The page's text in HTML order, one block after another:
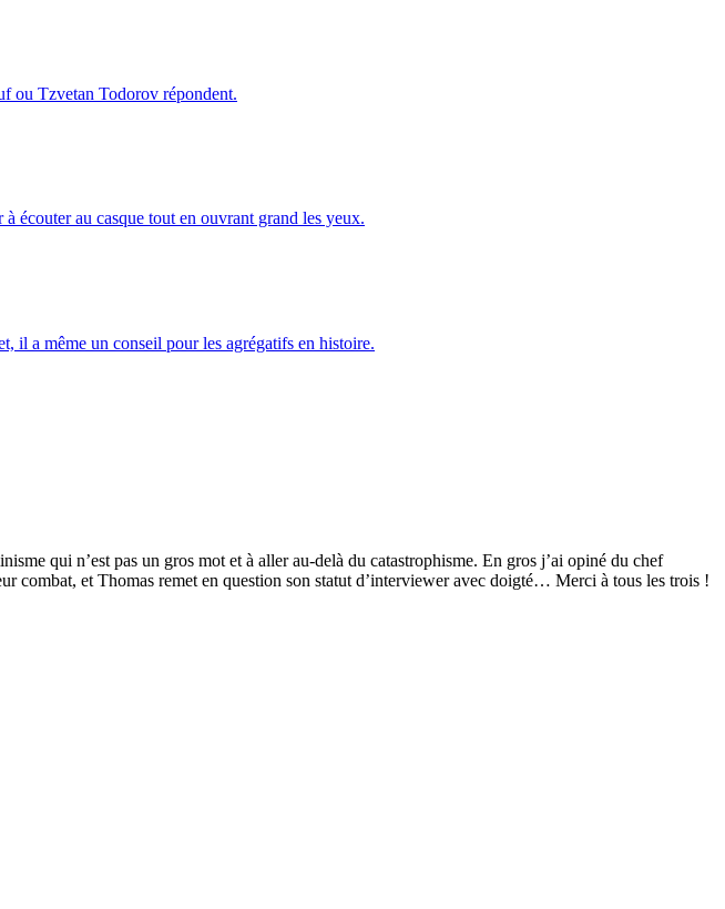
ou Tzvetan Todorov répondent.
écouter au casque tout en ouvrant grand les yeux.
il a même un conseil pour les agrégatifs en histoire.
qui n’est pas un gros mot et à aller au-delà du catastrophisme. En gros j’ai opiné du chef
combat, et Thomas remet en question son statut d’interviewer avec doigté… Merci à tous les trois !